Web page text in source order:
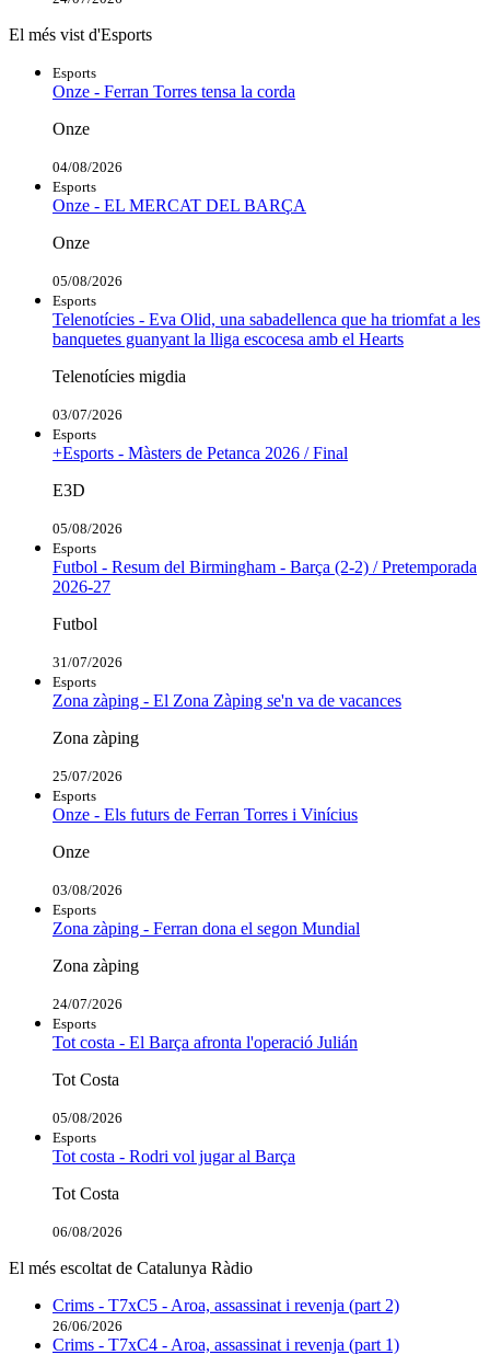
El més vist d'Esports
Esports
Onze - Ferran Torres tensa la corda
Onze
04/08/2026
Esports
Onze - EL MERCAT DEL BARÇA
Onze
05/08/2026
Esports
Telenotícies - Eva Olid, una sabadellenca que ha triomfat a les
banquetes guanyant la lliga escocesa amb el Hearts
Telenotícies migdia
03/07/2026
Esports
+Esports - Màsters de Petanca 2026 / Final
E3D
05/08/2026
Esports
Futbol - Resum del Birmingham - Barça (2-2) / Pretemporada
2026-27
Futbol
31/07/2026
Esports
Zona zàping - El Zona Zàping se'n va de vacances
Zona zàping
25/07/2026
Esports
Onze - Els futurs de Ferran Torres i Vinícius
Onze
03/08/2026
Esports
Zona zàping - Ferran dona el segon Mundial
Zona zàping
24/07/2026
Esports
Tot costa - El Barça afronta l'operació Julián
Tot Costa
05/08/2026
Esports
Tot costa - Rodri vol jugar al Barça
Tot Costa
06/08/2026
El més escoltat de Catalunya Ràdio
Crims - T7xC5 - Aroa, assassinat i revenja (part 2)
26/06/2026
Crims - T7xC4 - Aroa, assassinat i revenja (part 1)